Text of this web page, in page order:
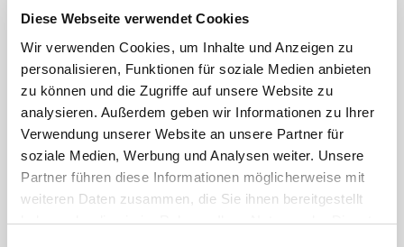
Diese Webseite verwendet Cookies
Wir verwenden Cookies, um Inhalte und Anzeigen zu
personalisieren, Funktionen für soziale Medien anbieten
zu können und die Zugriffe auf unsere Website zu
analysieren. Außerdem geben wir Informationen zu Ihrer
Verwendung unserer Website an unsere Partner für
soziale Medien, Werbung und Analysen weiter. Unsere
Partner führen diese Informationen möglicherweise mit
weiteren Daten zusammen, die Sie ihnen bereitgestellt
haben oder die sie im Rahmen Ihrer Nutzung der Dienste
Festool